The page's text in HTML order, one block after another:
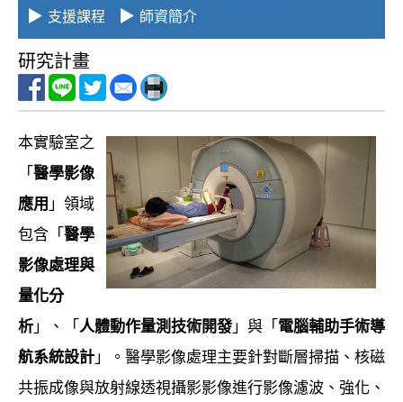
a
t
o
n
▶ 支援課程 ▶ 師資簡介
研究計畫
本實驗室之
「醫學影像
應用 」領域
包含「醫學
影像處理與
量化分
析」、「人體動作量測技術開發」與「電腦輔助手術導
航系統設計」。醫學影像處理主要針對斷層掃描、核磁
共振成像與放射線透視攝影影像進行影像濾波、強化、